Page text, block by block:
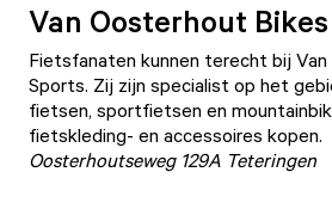
Van Oosterhout Bikes
Fietsfanaten kunnen terecht bij
Sports. Zij zijn specialist op het
fietsen, sportfietsen en
fietskleding- en accessoires kopen.
Oosterhoutseweg 129A Teteringen